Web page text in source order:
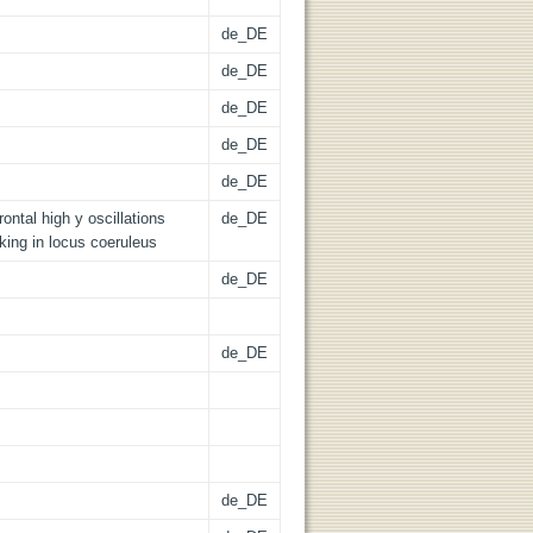
de_DE
de_DE
de_DE
de_DE
de_DE
high y oscillations
in locus coeruleus
de_DE
de_DE
de_DE
de_DE